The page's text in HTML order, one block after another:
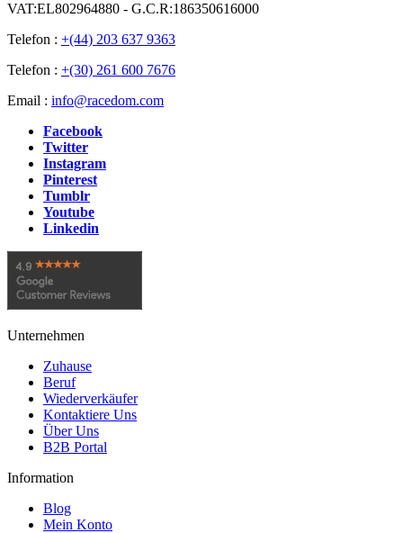
VAT:EL802964880 - G.C.R:186350616000
Telefon : +(44) 203 637 9363
Telefon : +(30) 261 600 7676
Email : info@racedom.com
Facebook
Twitter
Instagram
Pinterest
Tumblr
Youtube
Linkedin
Unternehmen
Zuhause
Beruf
Wiederverkäufer
Kontaktiere Uns
Über Uns
B2B Portal
Information
Blog
Mein Konto